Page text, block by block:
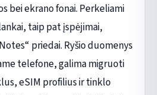
bei ekrano fonai. Perkeliami
taip pat įspėjimai,
priedai. Ryšio duomenys
telefone, galima migruoti
eSIM profilius ir tinklo